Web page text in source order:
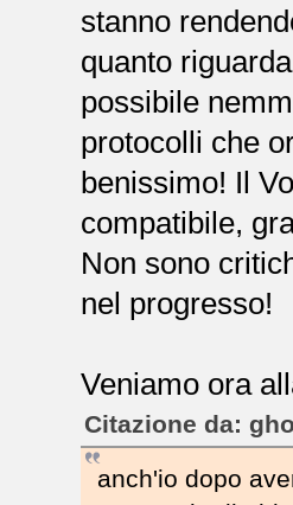
stanno
quanto
possibile
protocolli che
benissimo! Il
compatibile,
Non sono
nel progresso!
Veniamo ora
Citazione da:
anch'io dopo